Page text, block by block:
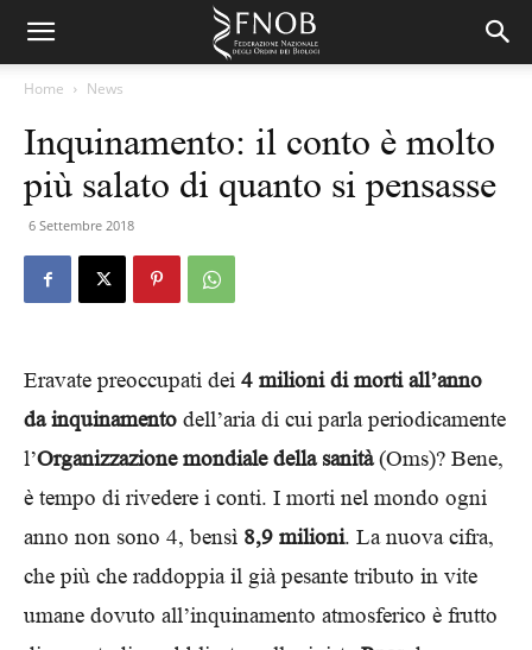
Home News
Inquinamento: il conto è molto
più salato di quanto si pensasse
6 Settembre 2018
Eravate preoccupati dei 4 milioni di morti all’anno
da inquinamento dell’aria di cui parla periodicamente
l’Organizzazione mondiale della sanità(Oms)? Bene,
è tempo di rivedere i conti. I morti nel mondo ogni
anno non sono 4, bensì 8,9 milioni. La nuova cifra,
che più che raddoppia il già pesante tributo in vite
umane dovuto all’inquinamento atmosferico è frutto